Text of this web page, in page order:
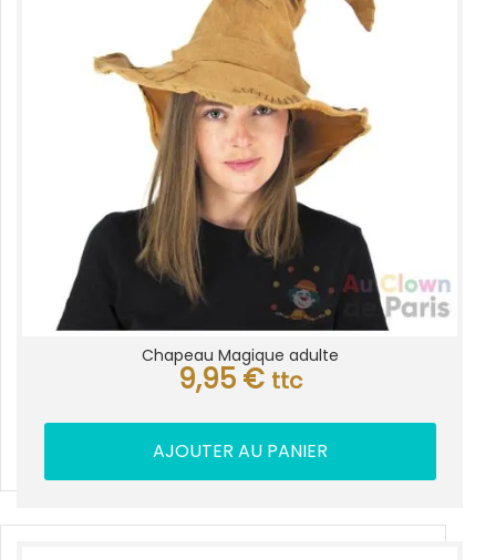
Chapeau Magique adulte
9,95 € ttc
AJOUTER AU PANIER